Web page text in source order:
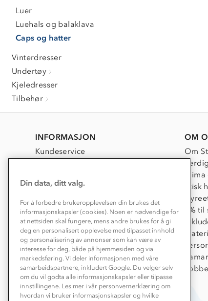
Luer
Luehals og balaklava
Caps og hatter
Vinterdresser
Undertøy
Kjeledresser
Tilbehør
INFORMASJON
Kundeservice
Kundeklubb
Våre butikker
Bedrift, barnehage og SFO
Presse
OM
Om
Etisk
1%
Din data, ditt valg.
For å forbedre brukeropplevelsen din brukes det
informasjonskapsler (cookies). Noen er nødvendige for
at nettsiden skal fungere, mens andre brukes for å gi
deg en personalisert opplevelse med tilpasset innhold
og personalisering av annonser som kan være av
interesse for deg, både på hjemmesiden og via
markedsføring. Vi deler informasjonen med våre
samarbeidspartnere, inkludert Google. Du velger selv
om du vil godta alle informasjonskapsler eller tilpasse
innstillingene. Les mer i vår personvernerklæring om
hvordan vi bruker informasjonskapsler og hvilke